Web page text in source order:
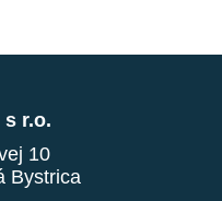
s r.o.
10
Bystrica